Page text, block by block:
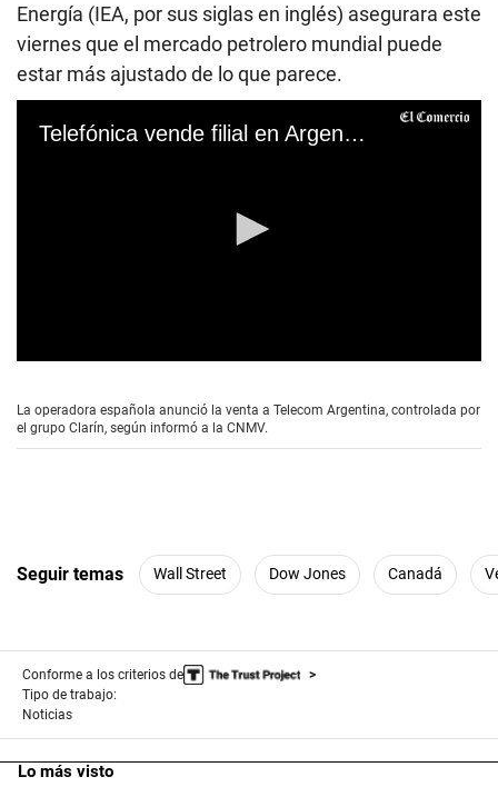
Energía (IEA, por sus siglas en inglés) asegurara este
viernes que el mercado petrolero mundial puede
estar más ajustado de lo que parece.
Telefónica vende filial en Argentina
e
c
2
s
n
d
s
La operadora española anunció la venta a Telecom Argentina, controlada por
el grupo Clarín, según informó a la CNMV.
Seguir temas Wall Street Dow Jones Canadá
Conforme a los criterios de
Tipo de trabajo:
Noticias
Lo más visto